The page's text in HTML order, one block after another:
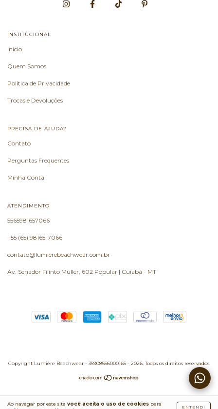
Ao navegar por este site você aceita o uso de cookies para
ENTENDI
INSTITUCIONAL
Início
Quem Somos
Política de Privacidade
Trocas e Devoluções
PRECISA DE AJUDA?
Contato
Perguntas Frequentes
Minha Conta
ATENDIMENTO
5565981657066
+55 (65) 98165-7066
contato@lumierebeachwear.com.br
Av. Senador Filinto Müller, 602 Popular | Cuiabá - MT
Copyright Lumière Beachwear - 35908556000165 - 2026. Todos os direitos reservados.